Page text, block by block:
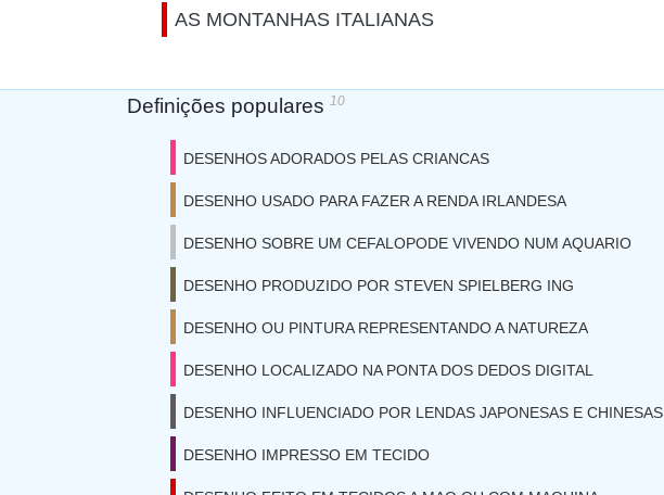
AS MONTANHAS ITALIANAS
Definições populares 10
DESENHOS ADORADOS PELAS CRIANCAS
DESENHO USADO PARA FAZER A RENDA IRLANDESA
DESENHO SOBRE UM CEFALOPODE VIVENDO NUM AQUARIO
DESENHO PRODUZIDO POR STEVEN SPIELBERG ING
DESENHO OU PINTURA REPRESENTANDO A NATUREZA
DESENHO LOCALIZADO NA PONTA DOS DEDOS DIGITAL
DESENHO INFLUENCIADO POR LENDAS JAPONESAS E CHINESAS
DESENHO IMPRESSO EM TECIDO